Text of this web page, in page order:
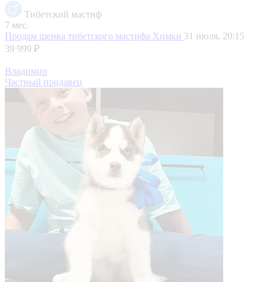
Тибетский мастиф
7 мес.
Продам щенка тибетского мастифа Химки 31 июля, 20:15
39 999 ₽
Владимир
Частный продавец